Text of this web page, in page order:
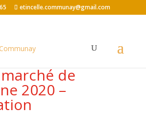
etincelle.communay@gmail.com
de
2020 –